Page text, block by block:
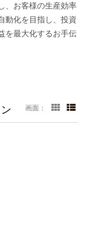
、お客様の生産効率
動化を目指し、投資
を最大化するお手伝
画面：